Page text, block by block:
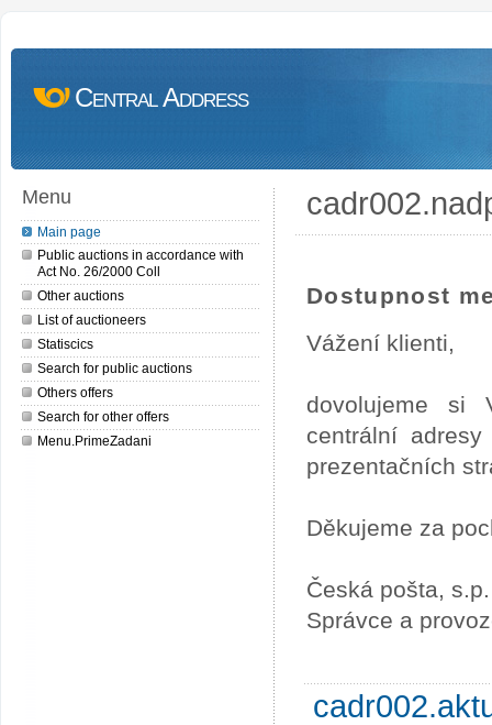
Central Address
Menu
Main page
Public auctions in accordance with
Act No. 26/2000 Coll
Other auctions
List of auctioneers
Statiscics
Search for public auctions
Others offers
Search for other offers
Menu.PrimeZadani
Dostupnost
Vážení klienti,
dovolujeme si
centrální
prezentačních
Děkujeme za
Česká pošta, s.p.
Správce a